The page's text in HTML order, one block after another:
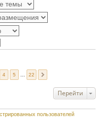
4 5 22
Перейти
пользователей